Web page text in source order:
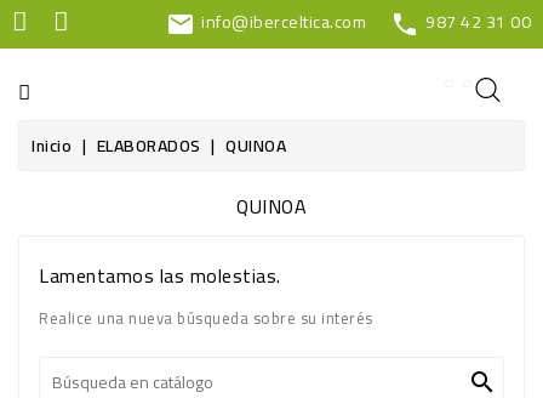
phone 987 42 31 00
mail info@iberceltica.com
CATEGORÍA
Inicio ELABORADOS QUINOA
QUINOA
Lamentamos las molestias.
Realice una nueva búsqueda sobre su interés
